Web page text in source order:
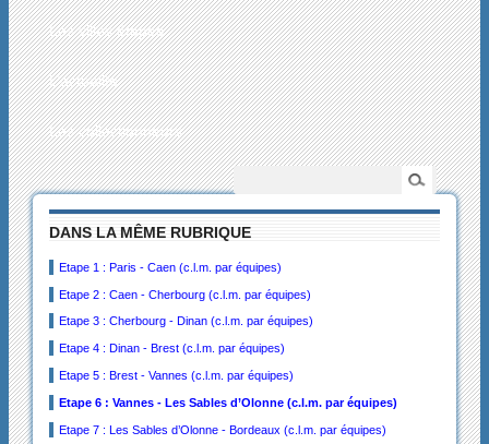
Les villes étapes
L’actualité
Les collectionneurs
DANS LA MÊME RUBRIQUE
Etape 1 : Paris - Caen (c.l.m. par équipes)
Etape 2 : Caen - Cherbourg (c.l.m. par équipes)
Etape 3 : Cherbourg - Dinan (c.l.m. par équipes)
Etape 4 : Dinan - Brest (c.l.m. par équipes)
Etape 5 : Brest - Vannes (c.l.m. par équipes)
Etape 6 : Vannes - Les Sables d’Olonne (c.l.m. par équipes)
Etape 7 : Les Sables d’Olonne - Bordeaux (c.l.m. par équipes)